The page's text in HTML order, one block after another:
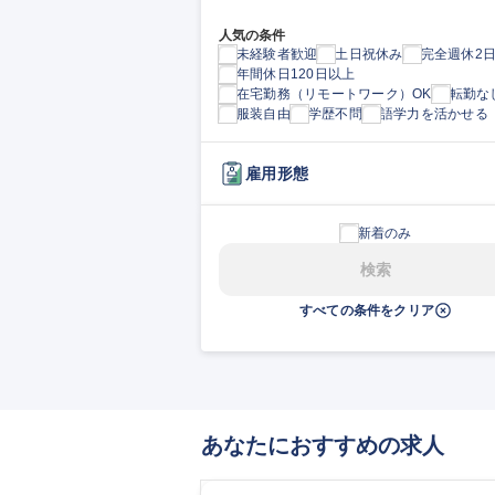
人気の条件
未経験者歓迎
土日祝休み
完全週休2
年間休日120日以上
在宅勤務（リモートワーク）OK
転勤な
服装自由
学歴不問 語学力を活かせる
雇用形態
新着のみ
検索
すべての条件をクリア
あなたにおすすめの求人